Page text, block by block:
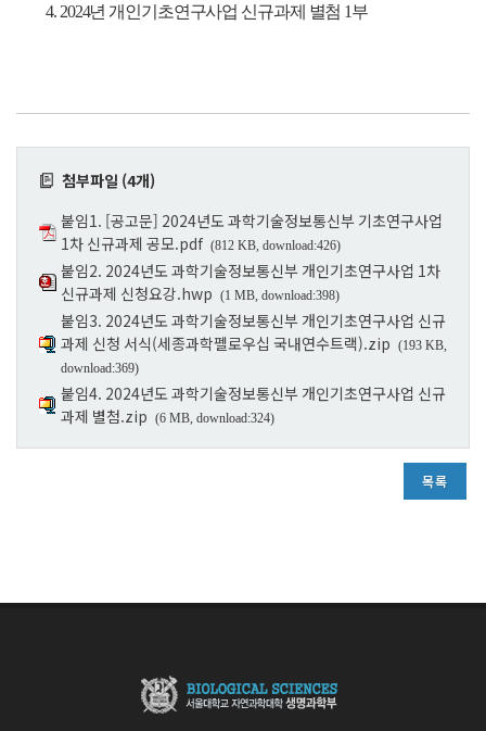
4. 2024년 개인기초연구사업 신규과제 별첨 1부
첨부파일 (4개)
붙임1. [공고문] 2024년도 과학기술정보통신부 기초연구사업
1차 신규과제 공모.pdf (812 KB, download:426)
붙임2. 2024년도 과학기술정보통신부 개인기초연구사업 1차
신규과제 신청요강.hwp (1 MB, download:398)
붙임3. 2024년도 과학기술정보통신부 개인기초연구사업 신규
과제 신청 서식(세종과학펠로우십 국내연수트랙).zip (193 KB,
download:369)
붙임4. 2024년도 과학기술정보통신부 개인기초연구사업 신규
과제 별첨.zip (6 MB, download:324)
목록